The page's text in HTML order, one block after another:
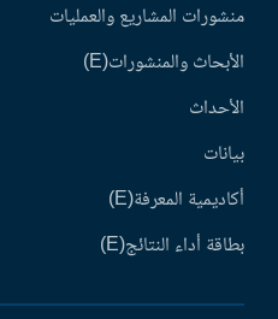
منشورات المشاريع والعمليات
الأبحاث والمنشورات(E)
الأحداث
بيانات
أكاديمية المعرفة(E)
بطاقة أداء النتائج(E)